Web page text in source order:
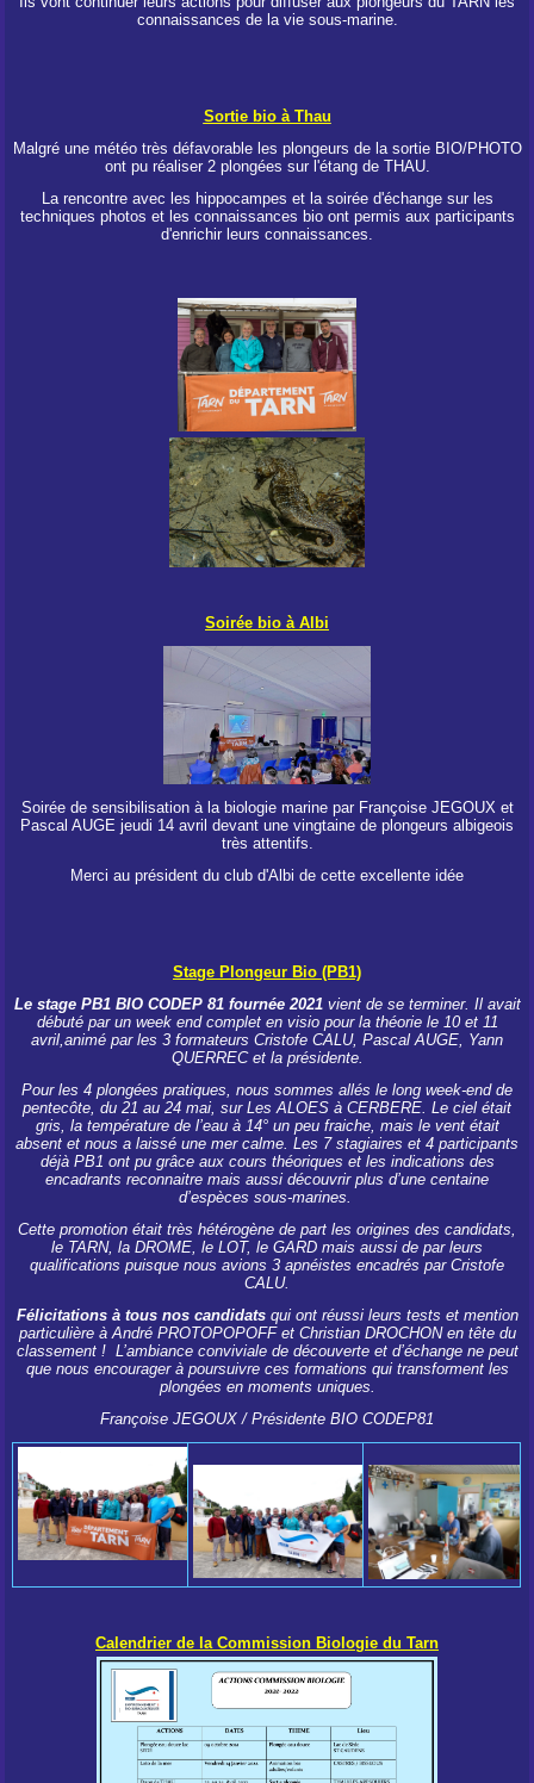
connaissances de la vie sous-marine.
Sortie bio à Thau
Malgré une météo très défavorable les plongeurs de la sortie BIO/PHOTO
ont pu réaliser 2 plongées sur l'étang de THAU.
La rencontre avec les hippocampes et la soirée d'échange sur les
techniques photos et les connaissances bio ont permis aux participants
d'enrichir leurs connaissances.
Soirée bio à Albi
Soirée de sensibilisation à la biologie marine par Françoise JEGOUX et
Pascal AUGE jeudi 14 avril devant une vingtaine de plongeurs albigeois
très attentifs.
Merci au président du club d'Albi de cette excellente idée
Stage Plongeur Bio (PB1)
Le stage PB1 BIO CODEP 81 fournée 2021vient de se terminer. Il avait
débuté par un week end complet en visio pour la théorie le 10 et 11
avril,animé par les 3 formateurs Cristofe CALU, Pascal AUGE, Yann
QUERREC et la présidente.
Pour les 4 plongées pratiques, nous sommes allés le long week-end de
pentecôte, du 21 au 24 mai, sur Les ALOES à CERBERE. Le ciel était
gris, la température de l’eau à 14° un peu fraiche, mais le vent était
absent et nous a laissé une mer calme. Les 7 stagiaires et 4 participants
déjà PB1 ont pu grâce aux cours théoriques et les indications des
encadrants reconnaitre mais aussi découvrir plus d’une centaine
d’espèces sous-marines.
Cette promotion était très hétérogène de part les origines des candidats,
le TARN, la DROME, le LOT, le GARD mais aussi de par leurs
qualifications puisque nous avions 3 apnéistes encadrés par Cristofe
CALU.
Félicitations à tous nos candidatsqui ont réussi leurs tests et mention
particulière à André PROTOPOPOFF et Christian DROCHON en tête du
classement ! L’ambiance conviviale de découverte et d’échange ne peut
que nous encourager à poursuivre ces formations qui transforment les
plongées en moments uniques.
Françoise JEGOUX / Présidente BIO CODEP81
Calendrier de la Commission Biologie du Tarn